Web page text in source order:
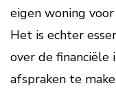
eigen woning
Het is echter
over de financiële
afspraken te